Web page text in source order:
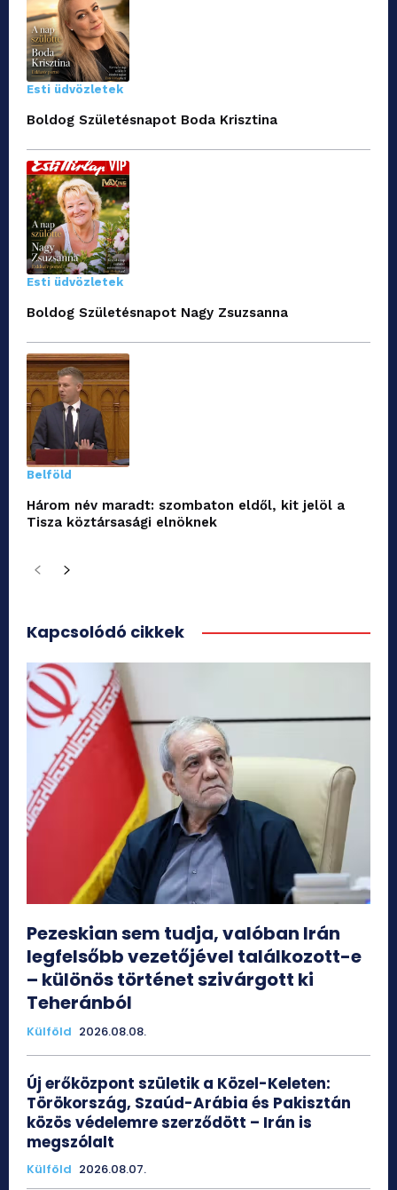
Esti üdvözletek
Boldog Születésnapot Boda Krisztina
Esti üdvözletek
Boldog Születésnapot Nagy Zsuzsanna
Belföld
Három név maradt: szombaton eldől, kit jelöl a
Tisza köztársasági elnöknek
Kapcsolódó cikkek
Pezeskian sem tudja, valóban Irán
legfelsőbb vezetőjével találkozott-e
– különös történet szivárgott ki
Teheránból
Külföld 2026.08.08.
Új erőközpont születik a Közel-Keleten:
Törökország, Szaúd-Arábia és Pakisztán
közös védelemre szerződött – Irán is
megszólalt
Külföld 2026.08.07.